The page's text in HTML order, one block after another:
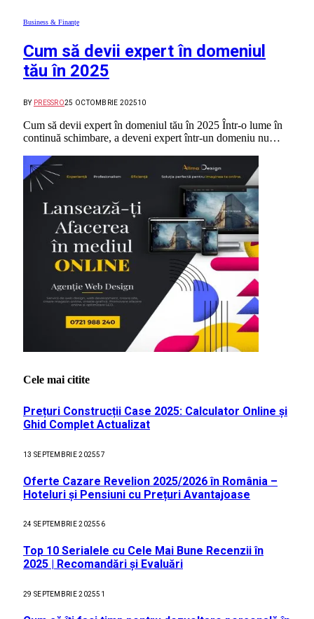
Business & Finanțe
Cum să devii expert în domeniul
tău în 2025
BY PRESSRO25 OCTOMBRIE 202510
Cum să devii expert în domeniul tău în 2025 Într-o lume în
continuă schimbare, a deveni expert într-un domeniu nu…
Cele mai citite
Prețuri Construcții Case 2025: Calculator Online și
Ghid Complet Actualizat
13 SEPTEMBRIE 202557
Oferte Cazare Revelion 2025/2026 în România –
Hoteluri și Pensiuni cu Prețuri Avantajoase
24 SEPTEMBRIE 202556
Top 10 Serialele cu Cele Mai Bune Recenzii în
2025 | Recomandări și Evaluări
29 SEPTEMBRIE 202551